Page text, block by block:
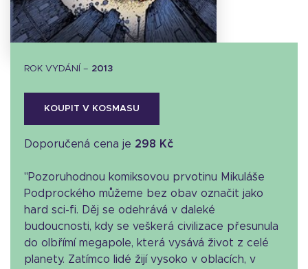
ROK VYDÁNÍ – 2013
KOUPIT V KOSMASU
Doporučená cena je 298 Kč
"Pozoruhodnou komiksovou prvotinu Mikuláše
Podprockého můžeme bez obav označit jako
hard sci-fi. Děj se odehrává v daleké
budoucnosti, kdy se veškerá civilizace přesunula
do olbřímí megapole, která vysává život z celé
planety. Zatímco lidé žijí vysoko v oblacích, v